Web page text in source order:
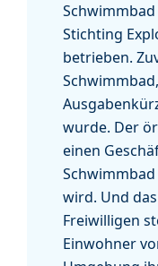
Stichting
betrieben.
wurde. Der
einen
wird. Und
Freiwilligen
Einwohner